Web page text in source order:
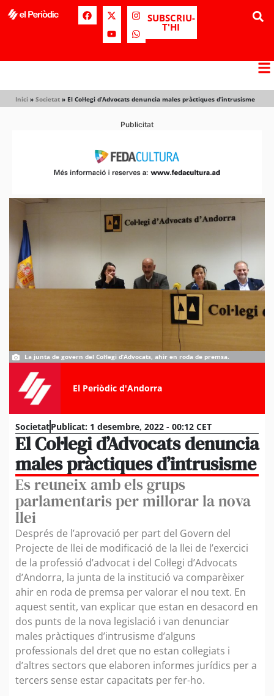
SUBSCRIU-
T'HI
Inici » Societat » El Col·legi d’Advocats denuncia males pràctiques d’intrusisme
Publicitat
La junta de govern del Col·legi d’Advocats, ahir en roda de premsa.
El Periòdic d'Andorra
SocietatPublicat: 1 desembre, 2022 - 00:12 CET
El Col·legi d’Advocats denuncia
males pràctiques d’intrusisme
Es reuneix amb els grups
parlamentaris per millorar la nova
llei
Després de l’aprovació per part del Govern del
Projecte de llei de modificació de la llei de l’exercici
de la professió d’advocat i del Col·legi d’Advocats
d’Andorra, la junta de la institució va comparèixer
ahir en roda de premsa per valorar el nou text. En
aquest sentit, van explicar que estan en desacord en
dos punts de la nova legislació i van denunciar
males pràctiques d’intrusisme d’alguns
professionals del dret que no estan col·legiats i
d’altres sectors que elaboren informes jurídics per a
tercers sense estar capacitats per fer-ho.